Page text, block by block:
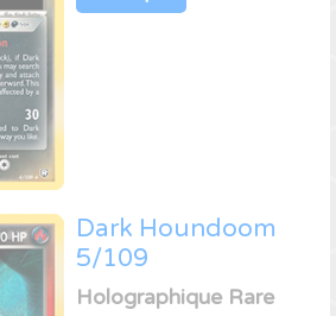
Dark Houndoom
5/109
Holographique Rare